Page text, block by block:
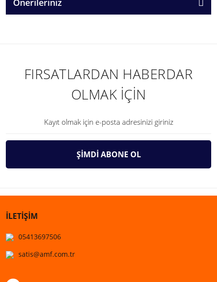
FIRSATLARDAN HABERDAR
OLMAK İÇİN
ŞİMDİ ABONE OL
İLETİŞİM
05413697506
satis@amf.com.tr